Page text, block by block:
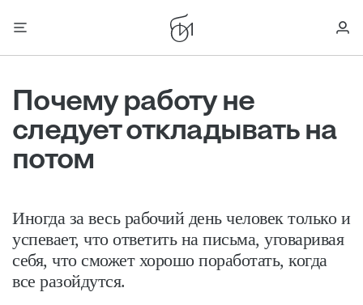
Почему работу не
следует откладывать на
потом
Иногда за весь рабочий день человек только и
успевает, что ответить на письма, уговаривая
себя, что сможет хорошо поработать, когда
все разойдутся.